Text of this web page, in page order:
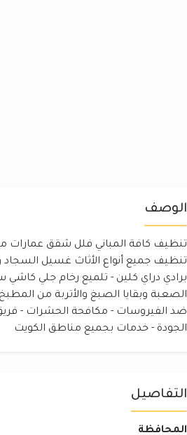
الوصف
تنظيف كافة المباني فلل شقق عمارات
تنظيف جميع أنواع الأثاث غسيل
برادي دراي كلين - تلميع رخام جلي كاشي
الصعبة وبقايا الصبغ والأتربة من
ضد الفيروسات - مكافحة الحشرات -
الجودة - خدمات بجميع مناطق الكويت
التفاصيل
المحافظة